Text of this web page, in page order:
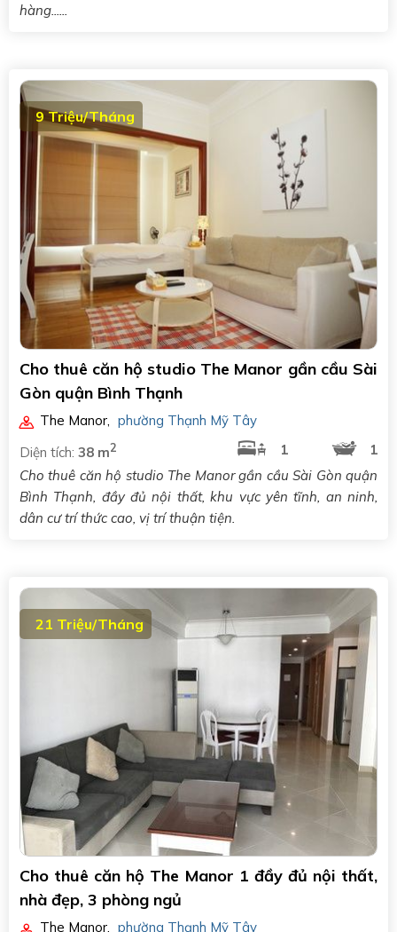
hàng......
9 Triệu/Tháng
Cho thuê căn hộ studio The Manor gần cầu Sài
Gòn quận Bình Thạnh
The Manor
phường Thạnh Mỹ Tây
Diện tích: 38 m2 1
1
Cho thuê căn hộ studio The Manor gần cầu Sài Gòn quận
Bình Thạnh, đầy đủ nội thất, khu vực yên tĩnh, an ninh,
dân cư trí thức cao, vị trí thuận tiện.
21 Triệu/Tháng
Cho thuê căn hộ The Manor 1 đầy đủ nội thất,
nhà đẹp, 3 phòng ngủ
The Manor, phường Thạnh Mỹ Tây